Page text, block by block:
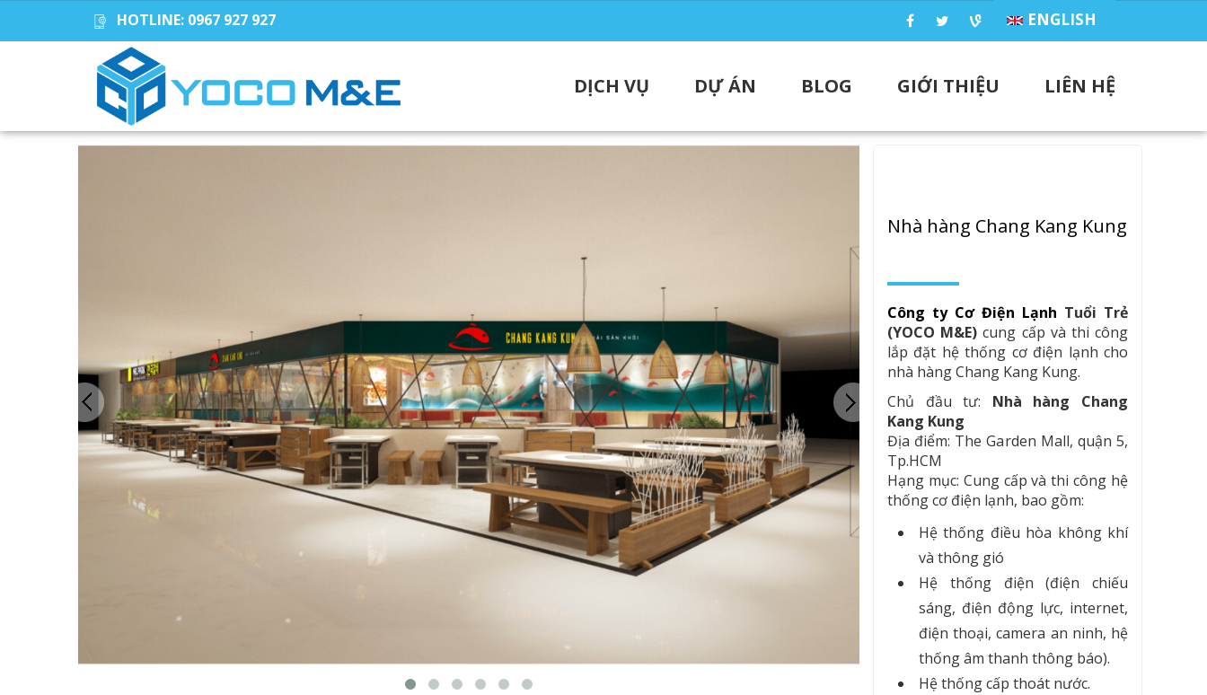
HOTLINE: 0967 927 927 ENGLISH
DỊCH VỤ DỰ ÁN BLOG GIỚI THIỆU LIÊN HỆ
Nhà hàng Chang Kang Kung
Công ty Cơ Điện Lạnh Tuổi Trẻ
(YOCO M&E) cung cấp và thi công
lắp đặt hệ thống cơ điện lạnh cho
nhà hàng Chang Kang Kung.
Chủ đầu tư: Nhà hàng Chang
Kang Kung
Địa điểm: The Garden Mall, quận 5,
Tp.HCM
Hạng mục: Cung cấp và thi công hệ
thống cơ điện lạnh, bao gồm:
Hệ thống điều hòa không khí
và thông gió
Hệ thống điện (điện chiếu
sáng, điện động lực, internet,
điện thoại, camera an ninh, hệ
thống âm thanh thông báo).
Hệ thống cấp thoát nước.